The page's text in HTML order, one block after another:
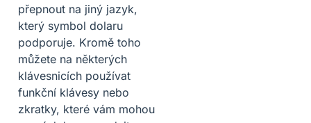
přepnout na jiný jazyk,
který symbol dolaru
podporuje. Kromě toho
můžete na některých
klávesnicích používat
funkční klávesy nebo
zkratky, které vám mohou